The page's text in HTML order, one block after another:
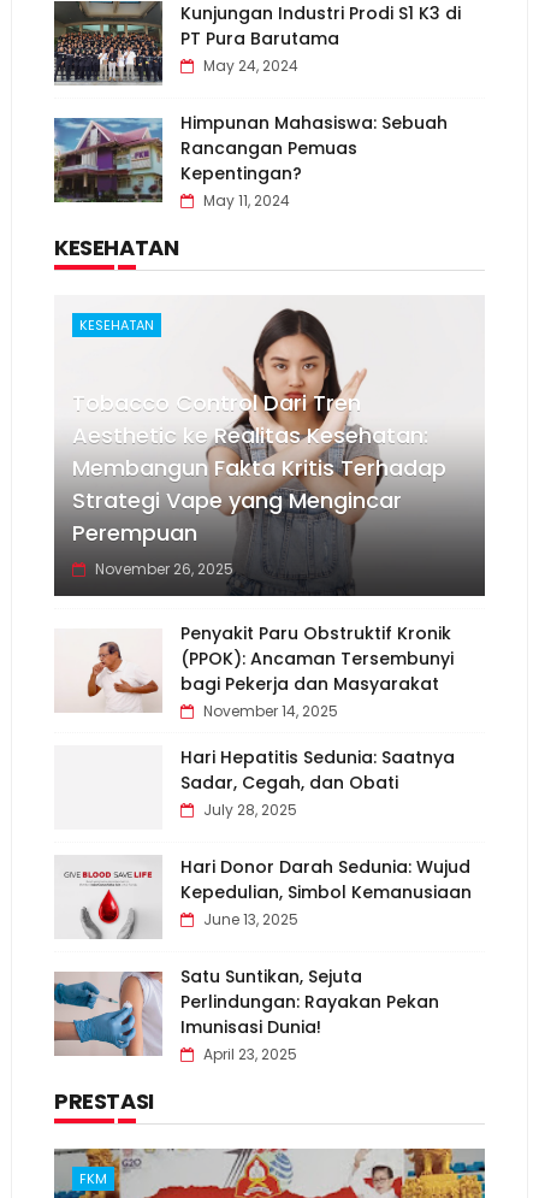
Kunjungan Industri Prodi S1 K3 di
PT Pura Barutama
May 24, 2024
Himpunan Mahasiswa: Sebuah
Rancangan Pemuas
Kepentingan?
May 11, 2024
KESEHATAN
KESEHATAN
Tobacco Control Dari Tren
Aesthetic ke Realitas Kesehatan:
Membangun Fakta Kritis Terhadap
Strategi Vape yang Mengincar
Perempuan
November 26, 2025
Penyakit Paru Obstruktif Kronik
(PPOK): Ancaman Tersembunyi
bagi Pekerja dan Masyarakat
November 14, 2025
Hari Hepatitis Sedunia: Saatnya
Sadar, Cegah, dan Obati
July 28, 2025
Hari Donor Darah Sedunia: Wujud
Kepedulian, Simbol Kemanusiaan
June 13, 2025
Satu Suntikan, Sejuta
Perlindungan: Rayakan Pekan
Imunisasi Dunia!
April 23, 2025
PRESTASI
FKM